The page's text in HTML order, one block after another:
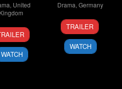
, United
Kingdom
Maurice
Sweeney
WATCH
Drama,Germany
19
Aug
2020
Piotr
J.
TRAILER
WATCH